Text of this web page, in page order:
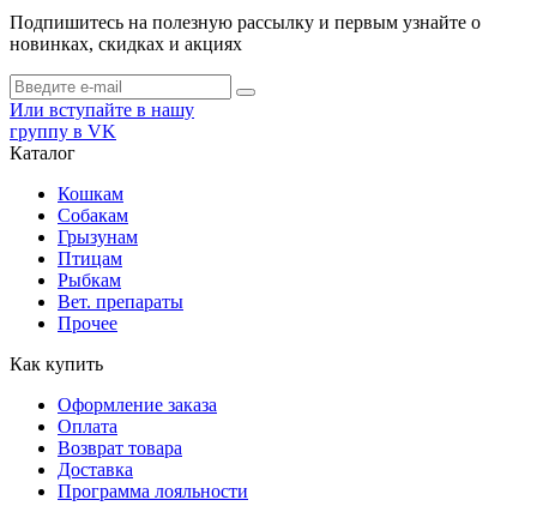
Подпишитесь на полезную рассылку и первым узнайте о
новинках, скидках и акциях
Или вступайте в нашу
группу в VK
Каталог
Кошкам
Собакам
Грызунам
Птицам
Рыбкам
Вет. препараты
Прочее
Как купить
Оформление заказа
Оплата
Возврат товара
Доставка
Программа лояльности